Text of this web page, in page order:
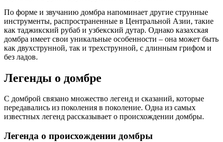
По форме и звучанию домбра напоминает другие струнные
инструменты, распространенные в Центральной Азии, такие
как таджикский рубаб и узбекский дутар. Однако казахская
домбра имеет свои уникальные особенности – она может быть
как двухструнной, так и трехструнной, с длинным грифом и
без ладов.
Легенды о домбре
С домброй связано множество легенд и сказаний, которые
передавались из поколения в поколение. Одна из самых
известных легенд рассказывает о происхождении домбры.
Легенда о происхождении домбры